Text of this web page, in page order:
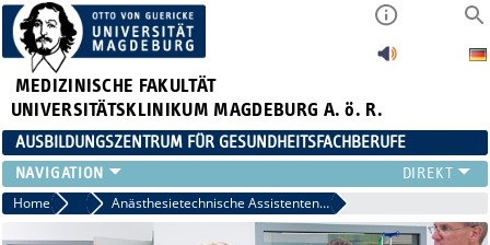
MEDIZINISCHE FAKULTÄT
UNIVERSITÄTSKLINIKUM MAGDEBURG A. ö. R.
AUSBILDUNGSZENTRUM FÜR GESUNDHEITSFACHBERUFE
AUSBILDUNG
FORT- UND WEITERBILDUNGEN
Home Ausbildung Anästhesietechnische Assistenten (ATA)